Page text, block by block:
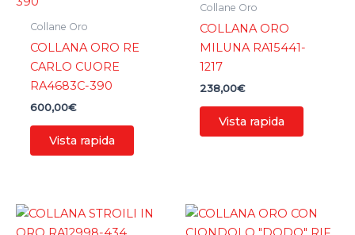
Collane Oro
COLLANA ORO RE
CARLO CUORE
RA4683C-390
600,00€
Vista rapida
Collane Oro
COLLANA ORO
MILUNA RA15441-
1217
238,00€
Vista rapida